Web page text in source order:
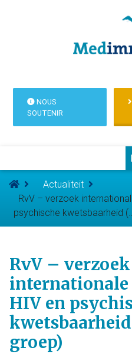
NOUS
SOUTENIR
Actualiteit
RvV – verzoek
psychische kwetsbaarheid
RvV – verzoek
internationale
HIV en
groep)